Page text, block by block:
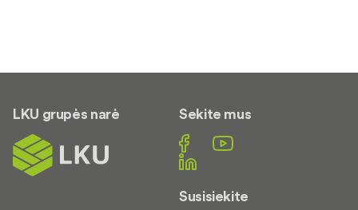
LKU grupės narė Sekite mus
Susisiekite